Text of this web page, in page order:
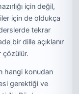
için değil,
için de oldukça
tekrar
bir dille açıklanır
çözülür.
hangi konudan
gerektiği ve